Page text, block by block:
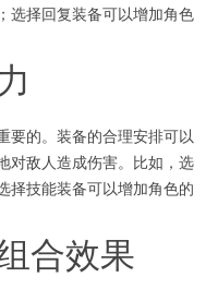
选择回复装备可以增加角色
要的。装备的合理安排可以
对敌人造成伤害。比如，选
择技能装备可以增加角色的
合效果